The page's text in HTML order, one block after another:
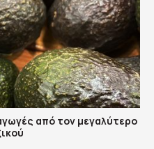
από τον μεγαλύτερο